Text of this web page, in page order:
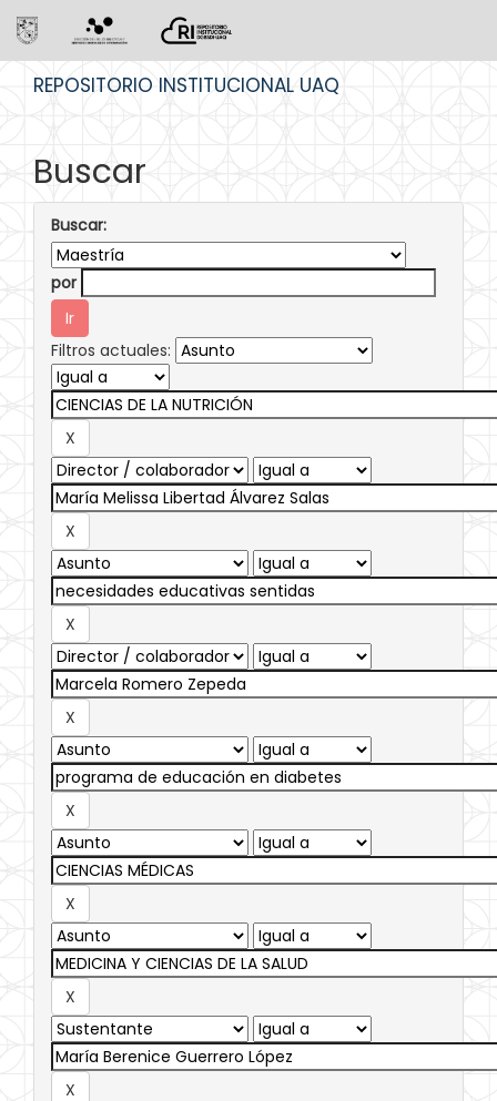
REPOSITORIO INSTITUCIONAL UAQ
Buscar
Buscar:
por
Filtros actuales: